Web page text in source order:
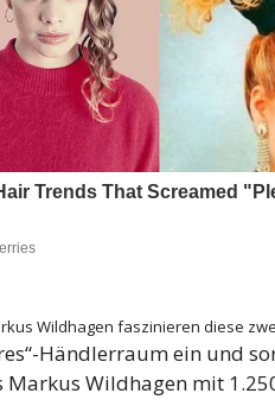
Wildhagen faszinieren diese
Händlerraum ein und
Wildhagen mit